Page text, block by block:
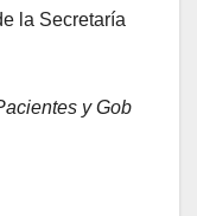
la Secretaría
y Gob